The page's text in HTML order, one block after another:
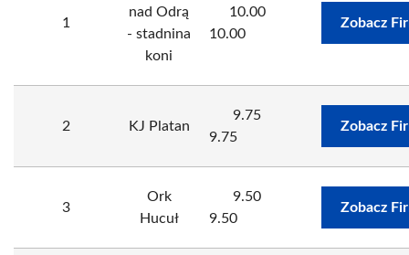
1
nad Odrą
- stadnina
koni
10.00
10.00
Zobacz
2 KJ Platan
9.75
9.75
Zobacz
3
Ork
Hucuł
9.50
9.50
Zobacz